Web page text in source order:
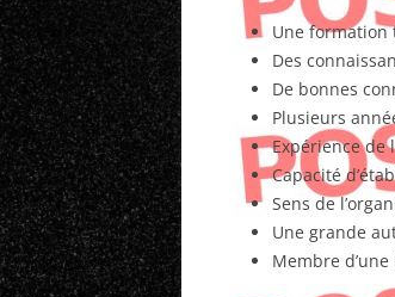
Une formation
Des
De bonnes
Plusieurs
Expérience de
Capacité
Sens de
Une grande
Membre